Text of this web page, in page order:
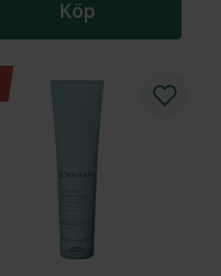
Köp